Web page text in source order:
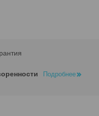
Подробнее